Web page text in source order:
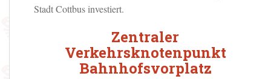
Stadt Cottbus investiert.
Zentraler
Verkehrsknotenpunkt
Bahnhofsvorplatz